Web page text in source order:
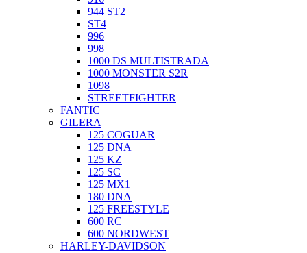
944 ST2
ST4
996
998
1000 DS MULTISTRADA
1000 MONSTER S2R
1098
STREETFIGHTER
FANTIC
GILERA
125 COGUAR
125 DNA
125 KZ
125 SC
125 MX1
180 DNA
125 FREESTYLE
600 RC
600 NORDWEST
HARLEY-DAVIDSON